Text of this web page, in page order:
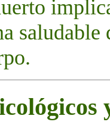
saludable